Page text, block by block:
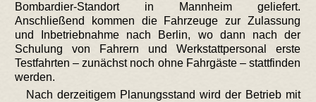
Bombardier-Standort in Mannheim geliefert.
Anschließend kommen die Fahrzeuge zur Zulassung
und Inbetriebnahme nach Berlin, wo dann nach der
Schulung von Fahrern und Werkstattpersonal erste
Testfahrten – zunächst noch ohne Fahrgäste – stattfinden
werden.
Nach derzeitigem Planungsstand wird der Betrieb mit